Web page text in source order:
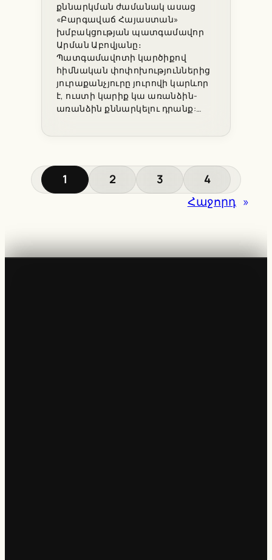
քննարկման ժամանակ ասաց
«Բարգավաճ Հայաստան»
խմբակցության պատգամավոր
Արման Աբովյանը։
Պատգամավոտի կարծիքով
հիմնական փոփոխություններից
յուրաքանչյուրը յուրովի կարևոր
է, ուստի կարիք կա առանձին-
առանձին քննարկելու դրանք:…
1 2 3
4
Հաջորդ »